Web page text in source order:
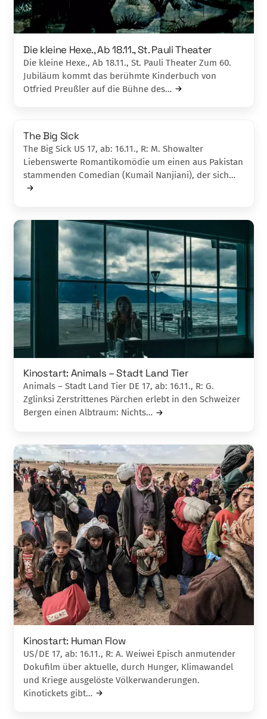
Die kleine Hexe., Ab 18.11., St. Pauli The­ater
Die kleine Hexe., Ab 18.11., St. Pauli The­ater Zum 60.
Jubiläum kommt das berühmte Kin­derbuch von
Otfried Preußler auf die Bühne des…
The Big Sick
The Big Sick US 17, ab: 16.11., R: M. Showalter
Liebenswerte Romantikomödie um einen aus Pakistan
stammenden Comedian (Kumail Nanjiani), der sich…
Kinostart: Animals – Stadt Land Tier
Animals – Stadt Land Tier DE 17, ab: 16.11., R: G.
Zglinksi Zerstrittenes Pärchen erlebt in den Schweizer
Bergen einen Albtraum: Nichts…
Kinostart: Human Flow
US/DE 17, ab: 16.11., R: A. Weiwei Episch anmutender
Dokufilm über aktuelle, durch Hunger, Klimawandel
und Kriege ausgelöste Völkerwanderungen.
Kinotickets gibt…